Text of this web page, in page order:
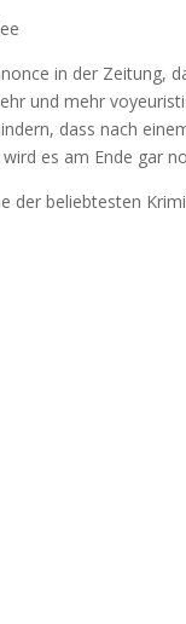
in der Zeitung,
und mehr
dass nach
es am Ende gar
der beliebtesten